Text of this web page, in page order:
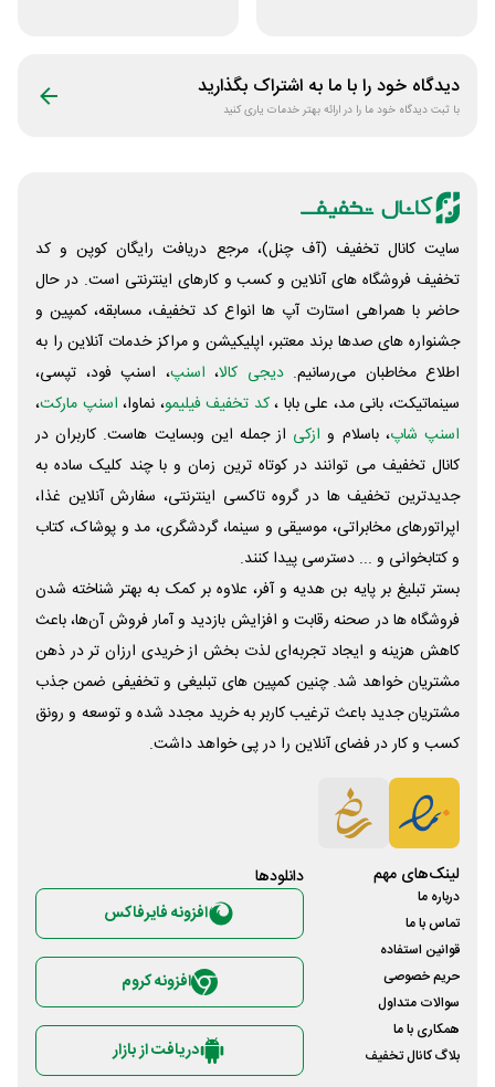
دیدگاه خود را با ما به اشتراک بگذارید
با ثبت دیدگاه خود ما را در ارائه بهتر خدمات یاری کنید
سایت کانال تخفیف (آف چنل)، مرجع دریافت رایگان کوپن و کد
تخفیف فروشگاه های آنلاین و کسب و‌ کارهای اینترنتی است. در حال
حاضر با همراهی استارت آپ ها انواع کد تخفیف، مسابقه، کمپین و
جشنواره های صدها برند معتبر، اپلیکیشن و مراکز خدمات آنلاین را به
اطلاع مخاطبان می‌رسانیم. دیجی کالا، اسنپ، اسنپ فود، تپسی،
سینماتیکت، بانی مد، علی‌ بابا ،کد تخفیف فیلیمو، نماوا، اسنپ مارکت،
اسنپ شاپ، باسلام و ازکی از جمله این وبسایت ‌هاست. کاربران در
کانال تخفیف می توانند در کوتاه ترین زمان و با چند کلیک ساده به
جدیدترین تخفیف ها در گروه تاکسی اینترنتی، سفارش آنلاین غذا،
اپراتورهای مخابراتی، موسیقی و سینما، گردشگری، مد و پوشاک، کتاب
و کتابخوانی و ... دسترسی پیدا کنند.
بستر تبلیغ بر پایه بن هدیه و آفر، علاوه بر کمک به بهتر شناخته شدن
فروشگاه ها در صحنه رقابت و افزایش بازدید و آمار فروش آن‌ها، باعث
کاهش هزینه و ایجاد تجربه‌ای لذت بخش از خریدی ارزان تر در ذهن
مشتریان خواهد شد. چنین کمپین های تبلیغی و تخفیفی ضمن جذب
مشتریان جدید باعث ترغیب کاربر به خرید مجدد شده و توسعه و رونق
کسب و کار در فضای آنلاین را در پی خواهد داشت.
لینک‌های مهم
درباره ما
تماس با ما
قوانین استفاده
حریم خصوصی
سوالات متداول
همکاری با ما
بلاگ کانال تخفیف
دانلود‌ها
افزونه فایرفاکس
افزونه کروم
دریافت از بازار